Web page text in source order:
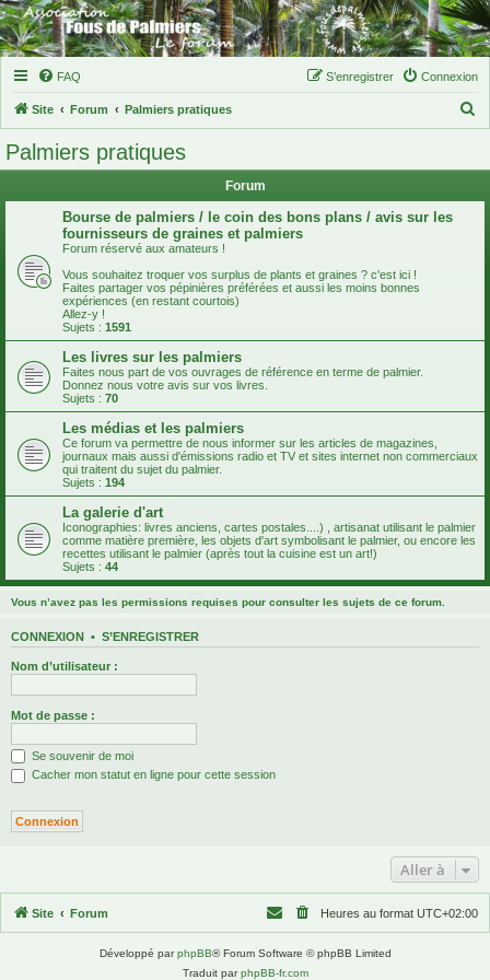
FAQ Connexion
S’enregistrer
Site Forum Palmiers pratiques
r
Palmiers pratiques
Forum
Bourse de palmiers / le coin des bons plans / avis sur les
fournisseurs de graines et palmiers
Forum réservé aux amateurs !
Vous souhaitez troquer vos surplus de plants et graines ? c'est ici !
Faites partager vos pépinières préférées et aussi les moins bonnes
expériences (en restant courtois)
Allez-y !
Sujets : 1591
Les livres sur les palmiers
Faites nous part de vos ouvrages de référence en terme de palmier.
Donnez nous votre avis sur vos livres.
Sujets : 70
Les médias et les palmiers
Ce forum va permettre de nous informer sur les articles de magazines,
journaux mais aussi d'émissions radio et TV et sites internet non commerciaux
qui traitent du sujet du palmier.
Sujets : 194
La galerie d'art
Iconographies: livres anciens, cartes postales....) , artisanat utilisant le palmier
comme matière première, les objets d'art symbolisant le palmier, ou encore les
recettes utilisant le palmier (après tout la cuisine est un art!)
Sujets : 44
Vous n’avez pas les permissions requises pour consulter les sujets de ce forum.
CONNEXION • S’ENREGISTRER
Nom d’utilisateur :
Mot de passe :
Se souvenir de moi
Cacher mon statut en ligne pour cette session
Aller à
Site Forum Heures au format UTC+02:00
Développé parphpBB® Forum Software © phpBB Limited
Traduit parphpBB-fr.com